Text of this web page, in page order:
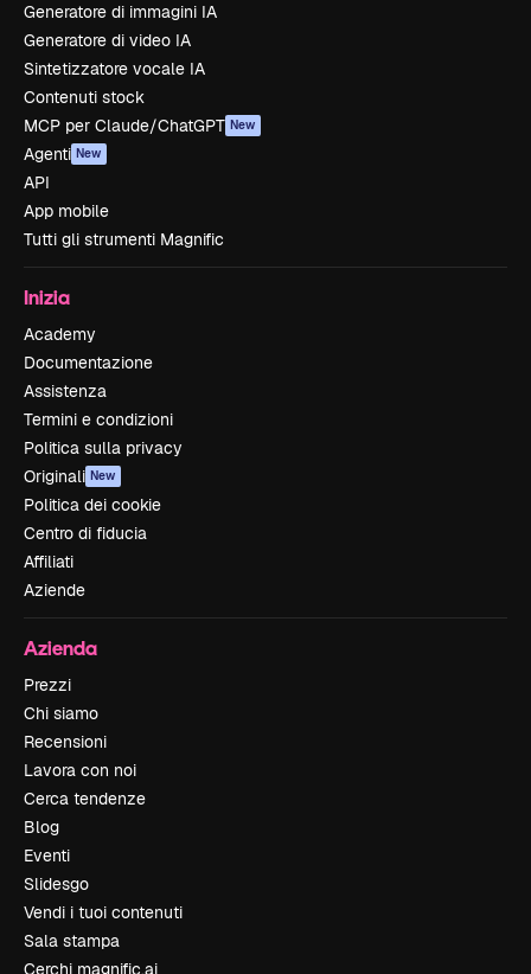
Generatore di immagini IA
Generatore di video IA
Sintetizzatore vocale IA
Contenuti stock
MCP per Claude/ChatGPT New
Agenti New
API
App mobile
Tutti gli strumenti Magnific
Inizia
Academy
Documentazione
Assistenza
Termini e condizioni
Politica sulla privacy
Originali New
Politica dei cookie
Centro di fiducia
Affiliati
Aziende
Azienda
Prezzi
Chi siamo
Recensioni
Lavora con noi
Cerca tendenze
Blog
Eventi
Slidesgo
Vendi i tuoi contenuti
Sala stampa
Cerchi magnific.ai